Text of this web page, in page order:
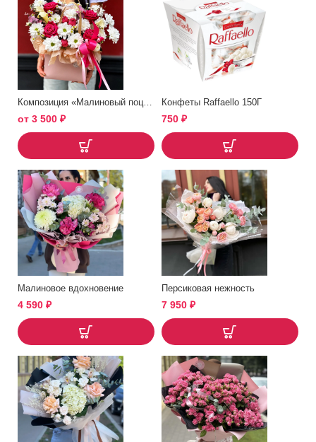
от 3 500 ₽
Конфеты Raffaello 150Г
750 ₽
Малиновое вдохновение
4 590 ₽
Персиковая нежность
7 950 ₽